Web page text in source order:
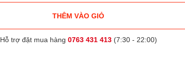
THÊM VÀO GIỎ
Hỗ trợ đặt mua hàng 0763 431 413(7:30 - 22:00)